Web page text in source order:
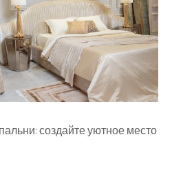
создайте уютное место